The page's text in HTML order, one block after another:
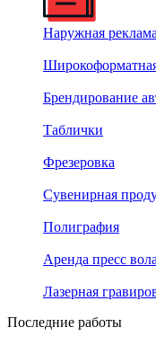
Наружная реклама
Брендирование
Таблички
Фрезеровка
Сувенирная
Полиграфия
Аренда пресс вола
Лазерная
Последние работы